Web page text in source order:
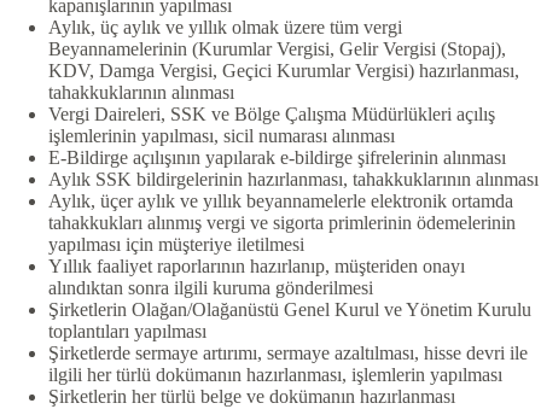
kapanışlarının yapılması
Aylık, üç aylık ve yıllık olmak üzere tüm vergi
Beyannamelerinin (Kurumlar Vergisi, Gelir Vergisi (Stopaj),
KDV, Damga Vergisi, Geçici Kurumlar Vergisi) hazırlanması,
tahakkuklarının alınması
Vergi Daireleri, SSK ve Bölge Çalışma Müdürlükleri açılış
işlemlerinin yapılması, sicil numarası alınması
E-Bildirge açılışının yapılarak e-bildirge şifrelerinin alınması
Aylık SSK bildirgelerinin hazırlanması, tahakkuklarının alınması
Aylık, üçer aylık ve yıllık beyannamelerle elektronik ortamda
tahakkukları alınmış vergi ve sigorta primlerinin ödemelerinin
yapılması için müşteriye iletilmesi
Yıllık faaliyet raporlarının hazırlanıp, müşteriden onayı
alındıktan sonra ilgili kuruma gönderilmesi
Şirketlerin Olağan/Olağanüstü Genel Kurul ve Yönetim Kurulu
toplantıları yapılması
Şirketlerde sermaye artırımı, sermaye azaltılması, hisse devri ile
ilgili her türlü dokümanın hazırlanması, işlemlerin yapılması
Şirketlerin her türlü belge ve dokümanın hazırlanması